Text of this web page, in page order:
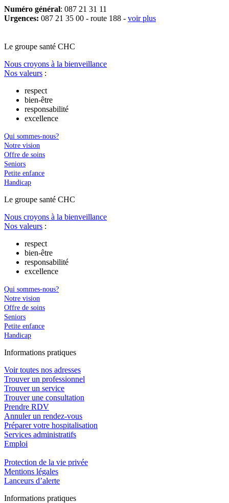
Numéro général: 087 21 31 11
Urgences: 087 21 35 00 - route 188 - voir plus
Le groupe santé CHC
Nous croyons à la bienveillance
Nos valeurs :
respect
bien-être
responsabilité
excellence
Qui sommes-nous?
Notre vision
Offre de soins
Seniors
Petite enfance
Handicap
Le groupe santé CHC
Nous croyons à la bienveillance
Nos valeurs :
respect
bien-être
responsabilité
excellence
Qui sommes-nous?
Notre vision
Offre de soins
Seniors
Petite enfance
Handicap
Informations pratiques
Voir toutes nos adresses
Trouver un professionnel
Trouver un service
Trouver une consultation
Prendre RDV
Annuler un rendez-vous
Préparer votre hospitalisation
Services administratifs
Emploi​
Protection de la vie privée
Mentions légales
Lanceurs d’alerte
Informations pratiques